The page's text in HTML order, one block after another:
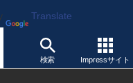
Translate
検索 Impressサイト